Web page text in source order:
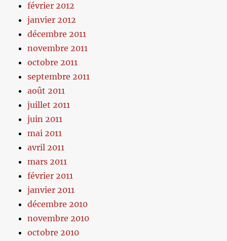
février 2012
janvier 2012
décembre 2011
novembre 2011
octobre 2011
septembre 2011
août 2011
juillet 2011
juin 2011
mai 2011
avril 2011
mars 2011
février 2011
janvier 2011
décembre 2010
novembre 2010
octobre 2010